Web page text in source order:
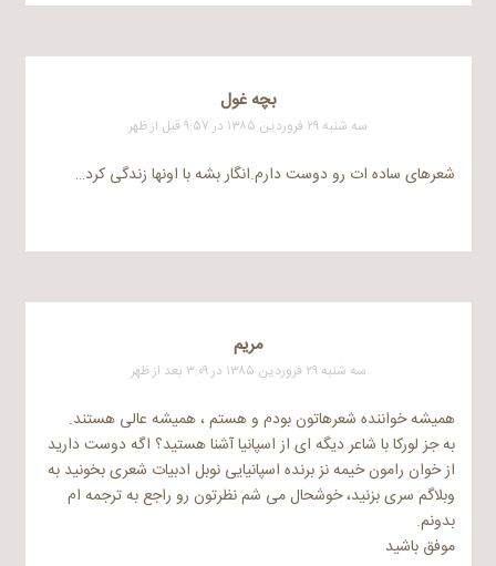
بچه غول
سه شنبه ۲۹ فروردین ۱۳۸۵ در ۹:۵۷ قبل از ظهر
شعرهای ساده ات رو دوست دارم.انگار بشه با اونها زندگی کرد…
مریم
سه شنبه ۲۹ فروردین ۱۳۸۵ در ۳:۰۹ بعد از ظهر
همیشه خواننده شعرهاتون بودم و هستم ، همیشه عالی هستند.
به جز لورکا با شاعر دیگه ای از اسپانیا آشنا هستید؟ اگه دوست دارید
از خوان رامون خیمه نز برنده اسپانیایی نوبل ادبیات شعری بخونید به
وبلاگم سری بزنید، خوشحال می شم نظرتون رو راجع به ترجمه ام
بدونم.
موفق باشید